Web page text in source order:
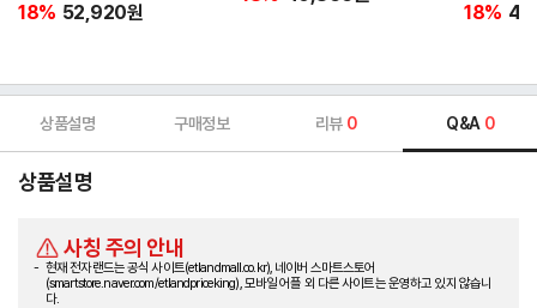
18% 52,920원 18%
상품설명 구매정보 리뷰 0 Q&A 0
상품설명
사칭 주의 안내
현재 전자랜드는 공식 사이트(etlandmall.co.kr), 네이버 스마트스토어
(smartstore.naver.com/etlandpriceking), 모바일 어플 외 다른 사이트는 운영하고 있지 않습니
다.